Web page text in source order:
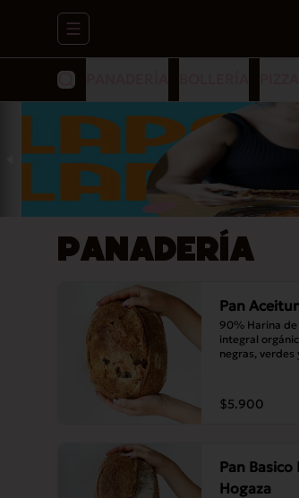
Abrir menu de navegación
PANADERÍA
Pan
90% Harina
integral
negras, verdes
$5.900
Pan Basico
Hogaza